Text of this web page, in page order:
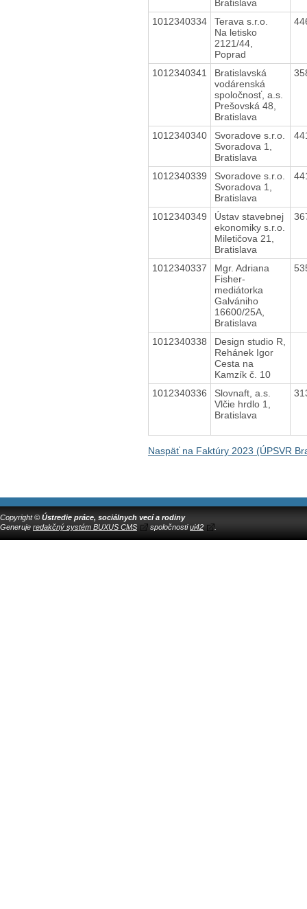
Bratislava
1012340334
Terava s.r.o.
Na letisko
2121/44,
Poprad
1012340341
Bratislavská
vodárenská
spoločnosť, a.s.
Prešovská 48,
Bratislava
1012340340
Svoradove s.r.o.
Svoradova 1,
Bratislava
1012340339
Svoradove s.r.o.
Svoradova 1,
Bratislava
1012340349
Ústav stavebnej
ekonomiky s.r.o.
Miletičova 21,
Bratislava
1012340337
Mgr. Adriana
Fisher-
mediátorka
Galvániho
16600/25A,
Bratislava
1012340338
Design studio R,
Rehánek Igor
Cesta na
Kamzík č. 10
1012340336
Slovnaft, a.s.
Vlčie hrdlo 1,
Bratislava
Naspäť na Faktúry 2023 (ÚPSVR
Copyright © Ústredie práce, sociálnych vecí a rodiny
Generuje redakčný systém BUXUS CMS spoločnostiui42